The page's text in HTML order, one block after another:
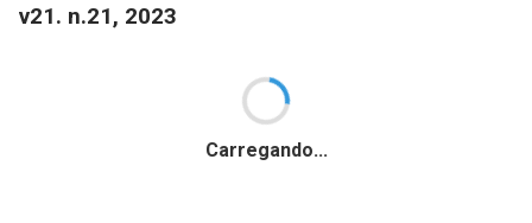
v21. n.21, 2023
Carregando...